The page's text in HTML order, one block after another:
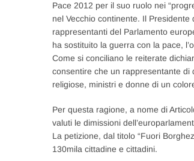
Pace 2012 per il suo ruolo nei
nel Vecchio continente. Il
rappresentanti del Parlamento
ha sostituito la guerra con la pace,
Come si conciliano le reiterate
consentire che un rappresentante
religiose, ministri e donne di un
Per questa ragione, a nome di
valuti le dimissioni
La petizione, dal titolo “Fuori
130mila cittadine e cittadini.